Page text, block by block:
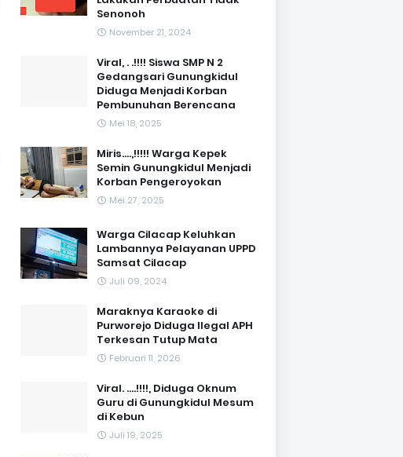
Senonoh
November 21, 2024
Viral, . .!!!! Siswa SMP N 2
Gedangsari Gunungkidul
Diduga Menjadi Korban
Pembunuhan Berencana
Mei 18, 2025
Miris....,!!!!! Warga Kepek
Semin Gunungkidul Menjadi
Korban Pengeroyokan
Mei 27, 2025
Warga Cilacap Keluhkan
Lambannya Pelayanan UPPD
Samsat Cilacap
Juli 09, 2024
Maraknya Karaoke di
Purworejo Diduga Ilegal APH
Terkesan Tutup Mata
Februari 11, 2026
Viral. ....!!!!, Diduga Oknum
Guru di Gunungkidul Mesum
di Kebun
Juli 19, 2025